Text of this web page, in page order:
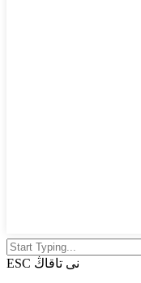
ESC نى تاقاڭ